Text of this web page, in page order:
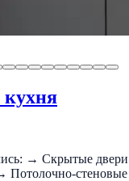
кухня
→ Скрытые
Потолочно-